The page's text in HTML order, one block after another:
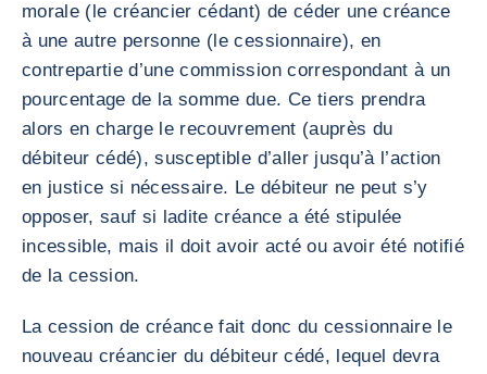
morale (le créancier cédant) de céder une créance
à une autre personne (le cessionnaire), en
contrepartie d’une commission correspondant à un
pourcentage de la somme due. Ce tiers prendra
alors en charge le recouvrement (auprès du
débiteur cédé), susceptible d’aller jusqu’à l’action
en justice si nécessaire. Le débiteur ne peut s’y
opposer, sauf si ladite créance a été stipulée
incessible, mais il doit avoir acté ou avoir été notifié
de la cession.
La cession de créance fait donc du cessionnaire le
nouveau créancier du débiteur cédé, lequel devra